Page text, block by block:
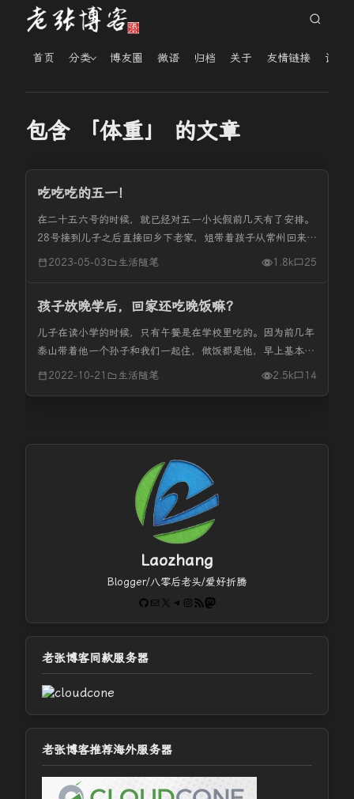
首页 分类 博友圈 微语 归档 关于 友情链接 读者
包含 「体重」 的文章
吃吃吃的五一！
在二十五六号的时候，就已经对五一小长假前几天有了安排。
28号接到儿子之后直接回乡下老家，姐带着孩子从常州回来，
只能待在家两三天，五月一号就要回，所以就准备着29号、
2023-05-03 生活随笔 1.8k 25
孩子放晚学后，回家还吃晚饭嘛？
儿子在读小学的时候，只有午餐是在学校里吃的。因为前几年
泰山带着他一个孙子和我们一起住，做饭都是他，早上基本上
都是到外面买早点给孩子吃，那么晚上都会烧一个荤菜一个素
2022-10-21 生活随笔 2.5k 14
Laozhang
Blogger/八零后老头/爱好折腾
GitHub
电子邮件 X Telegram
Instagram
RSS FeedMastodon
老张博客同款服务器
老张博客推荐海外服务器